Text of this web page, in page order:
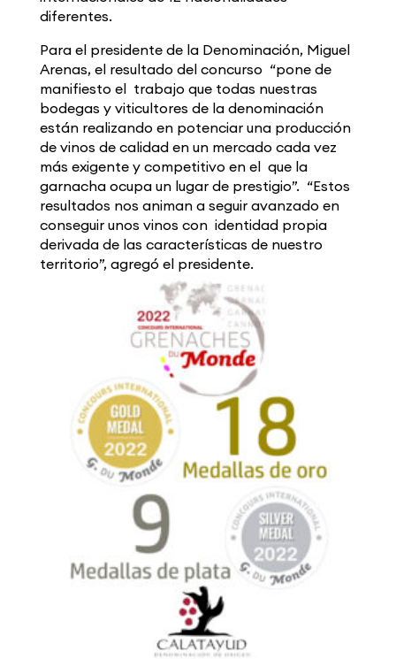
diferentes.
Para el presidente de la Denominación, Miguel
Arenas, el resultado del concurso “pone de
manifiesto el trabajo que todas nuestras
bodegas y viticultores de la denominación
están realizando en potenciar una producción
de vinos de calidad en un mercado cada vez
más exigente y competitivo en el que la
garnacha ocupa un lugar de prestigio”. “Estos
resultados nos animan a seguir avanzado en
conseguir unos vinos con identidad propia
derivada de las características de nuestro
territorio”, agregó el presidente.